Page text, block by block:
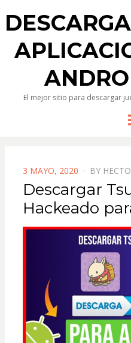
El mejor sitio para descargar
POSTED
ON
3 MAYO, 2020 BY
Descargar
Hackeado